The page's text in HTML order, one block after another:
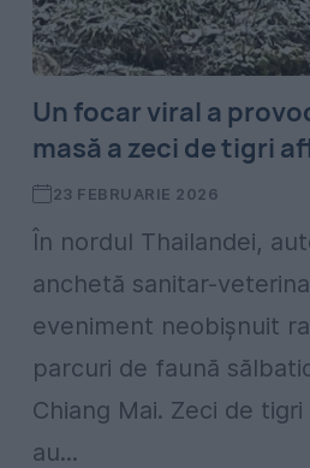
Un focar viral a
masă a zeci de tigri
23 FEBRUARIE 2026
În nordul Thailandei,
anchetă sanitar-
eveniment neobișnuit
parcuri de faună
Chiang Mai. Zeci de
au...